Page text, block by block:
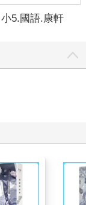
小5.國語.康軒